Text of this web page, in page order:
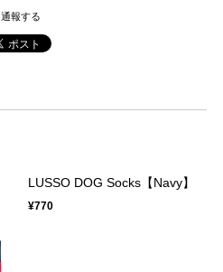
通報する
LUSSO DOG Socks【Navy】
¥770